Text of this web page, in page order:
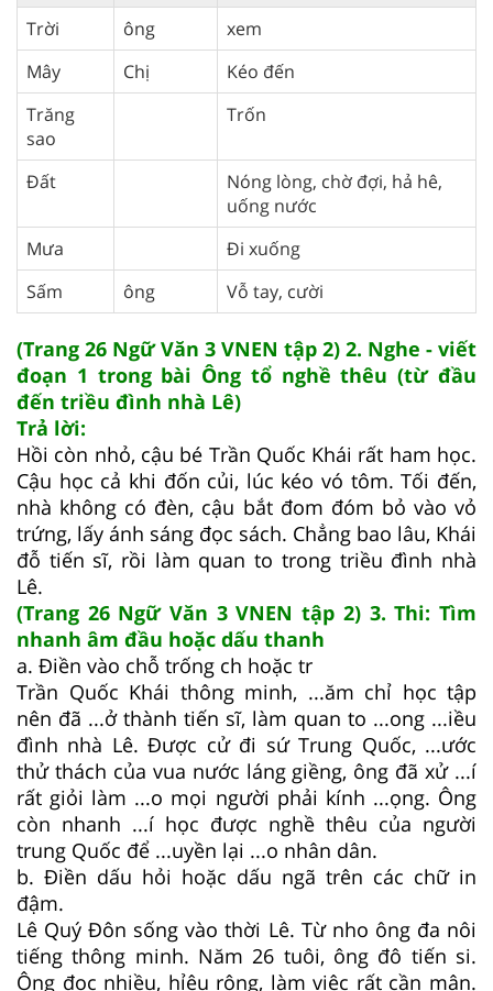
Trời ông
xem
Mây
Chị
Kéo đến
Trăng
sao
Trốn
Đất
Nóng lòng, chờ đợi, hả hê,
uống nước
Mưa
Đi xuống
Sấm
ông Vỗ tay, cười
(Trang 26 Ngữ Văn 3 VNEN tập 2) 2. Nghe - viết
đoạn 1 trong bài Ông tổ nghề thêu (từ đầu
đến triều đình nhà Lê)
Trả lời:
Hồi còn nhỏ, cậu bé Trần Quốc Khái rất ham học.
Cậu học cả khi đốn củi, lúc kéo vó tôm. Tối đến,
nhà không có đèn, cậu bắt đom đóm bỏ vào vỏ
trứng, lấy ánh sáng đọc sách. Chẳng bao lâu, Khái
đỗ tiến sĩ, rồi làm quan to trong triều đình nhà
Lê.
(Trang 26 Ngữ Văn 3 VNEN tập 2) 3. Thi: Tìm
nhanh âm đầu hoặc dấu thanh
a. Điền vào chỗ trống ch hoặc tr
Trần Quốc Khái thông minh, ...ăm chỉ học tập
nên đã ...ở thành tiến sĩ, làm quan to ...ong ...iều
đình nhà Lê. Được cử đi sứ Trung Quốc, ...ước
thử thách của vua nước láng giềng, ông đã xử ...í
rất giỏi làm ...o mọi người phải kính ...ọng. Ông
còn nhanh ...í học được nghề thêu của người
trung Quốc để ...uyền lại ...o nhân dân.
b. Điền dấu hỏi hoặc dấu ngã trên các chữ in
đậm.
Lê Quý Đôn sống vào thời Lê. Từ nho ông đa nôi
tiếng thông minh. Năm 26 tuôi, ông đô tiến si.
Ông đọc nhiều, hỉêu rộng, làm việc rất cần mân.